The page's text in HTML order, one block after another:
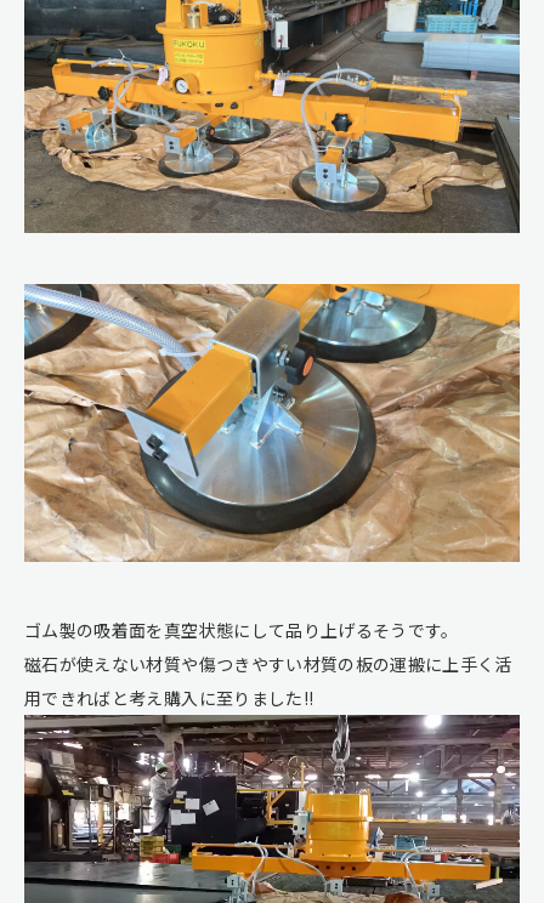
ゴム製の吸着面を真空状態にして品り上げるそうです。
磁石が使えない材質や傷つきやすい材質の板の運搬に上手く活
用できればと考え購入に至りました!!